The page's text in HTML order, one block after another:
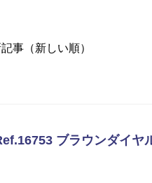
事（新しい順）
ブラウンダイ